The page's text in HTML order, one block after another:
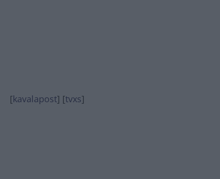
[kavalapost] [tvxs]